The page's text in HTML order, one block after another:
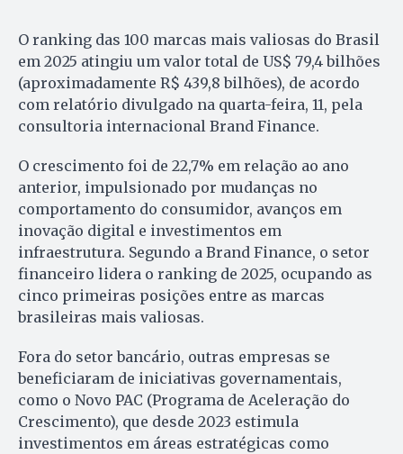
O ranking das 100 marcas mais valiosas do Brasil
em 2025 atingiu um valor total de US$ 79,4 bilhões
(aproximadamente R$ 439,8 bilhões), de acordo
com relatório divulgado na quarta-feira, 11, pela
consultoria internacional Brand Finance.
O crescimento foi de 22,7% em relação ao ano
anterior, impulsionado por mudanças no
comportamento do consumidor, avanços em
inovação digital e investimentos em
infraestrutura. Segundo a Brand Finance, o setor
financeiro lidera o ranking de 2025, ocupando as
cinco primeiras posições entre as marcas
brasileiras mais valiosas.
Fora do setor bancário, outras empresas se
beneficiaram de iniciativas governamentais,
como o Novo PAC (Programa de Aceleração do
Crescimento), que desde 2023 estimula
investimentos em áreas estratégicas como